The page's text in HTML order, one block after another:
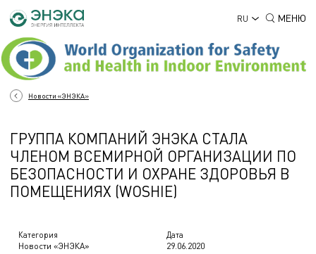
RU МЕНЮ
Новости «ЭНЭКА»
ГРУППА КОМПАНИЙ ЭНЭКА СТАЛА
ЧЛЕНОМ ВСЕМИРНОЙ ОРГАНИЗАЦИИ ПО
БЕЗОПАСНОСТИ И ОХРАНЕ ЗДОРОВЬЯ В
ПОМЕЩЕНИЯХ (WOSHIE)
Категория
Новости «ЭНЭКА»
Дата
29.06.2020